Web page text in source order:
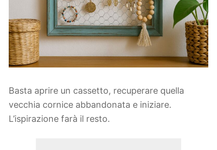
Basta aprire un cassetto, recuperare quella
vecchia cornice abbandonata e iniziare.
L’ispirazione farà il resto.